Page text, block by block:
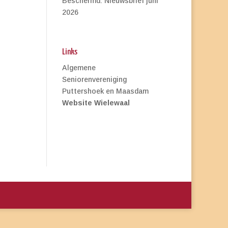
2026
Links
Algemene
Seniorenvereniging
Puttershoek en Maasdam
Website Wielewaal